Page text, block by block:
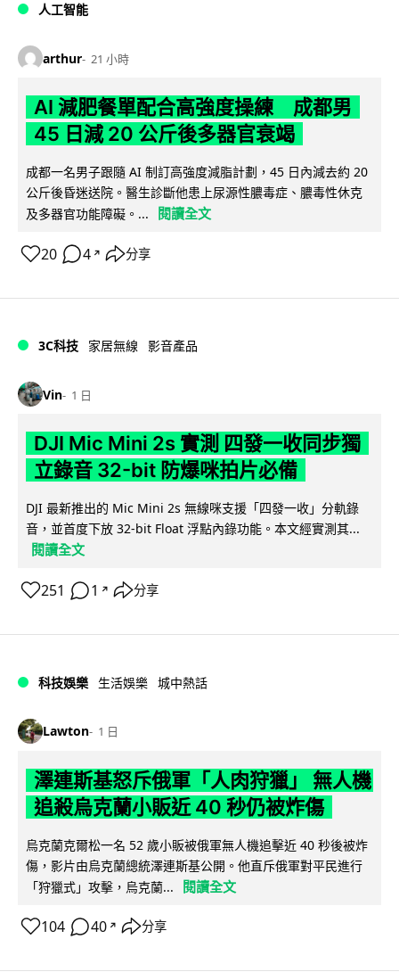
人工智能
arthur 21 小時
AI 減肥餐單配合高強度操練 成都男
45 日減 20 公斤後多器官衰竭
成都一名男子跟隨 AI 制訂高強度減脂計劃，45 日內減去約 20
公斤後昏迷送院。醫生診斷他患上尿源性膿毒症、膿毒性休克
及多器官功能障礙。...
閱讀全文
20 4 ↗ 分享
3C科技 家居無線 影音產品
Vin 1 日
DJI Mic Mini 2s 實測 四發一收同步獨
立錄音 32-bit 防爆咪拍片必備
DJI 最新推出的 Mic Mini 2s 無線咪支援「四發一收」分軌錄
音，並首度下放 32-bit Float 浮點內錄功能。本文經實測其...
閱讀全文
251 1 ↗ 分享
科技娛樂 生活娛樂 城中熱話
Lawton 1 日
澤連斯基怒斥俄軍「人肉狩獵」 無人機
追殺烏克蘭小販近 40 秒仍被炸傷
烏克蘭克爾松一名 52 歲小販被俄軍無人機追擊近 40 秒後被炸
傷，影片由烏克蘭總統澤連斯基公開。他直斥俄軍對平民進行
「狩獵式」攻擊，烏克蘭...
閱讀全文
104 40 ↗ 分享